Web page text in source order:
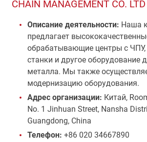
CHAIN MANAGEMENT CO. LTD
Описание деятельности: Наша
предлагает
обрабатывающие центры с
станки и другое оборудование
металла. Мы также
модернизацию оборудования.
Адрес организации: Китай,
No. 1 Jinhuan Street, Nansha
Guangdong, China
Телефон: +86 020 34667890